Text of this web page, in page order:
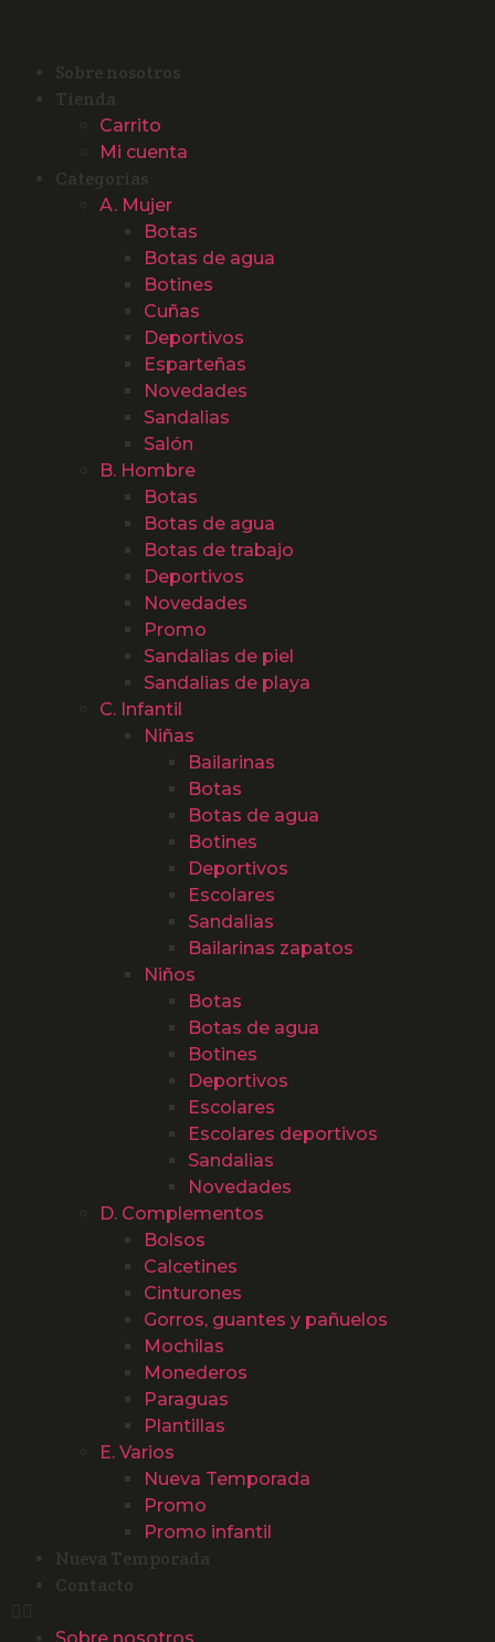
Sobre nosotros
Tienda
Carrito
Mi cuenta
Categorías
A. Mujer
Botas
Botas de agua
Botines
Cuñas
Deportivos
Esparteñas
Novedades
Sandalias
Salón
B. Hombre
Botas
Botas de agua
Botas de trabajo
Deportivos
Novedades
Promo
Sandalias de piel
Sandalias de playa
C. Infantil
Niñas
Bailarinas
Botas
Botas de agua
Botines
Deportivos
Escolares
Sandalias
Bailarinas zapatos
Niños
Botas
Botas de agua
Botines
Deportivos
Escolares
Escolares deportivos
Sandalias
Novedades
D. Complementos
Bolsos
Calcetines
Cinturones
Gorros, guantes y pañuelos
Mochilas
Monederos
Paraguas
Plantillas
E. Varios
Nueva Temporada
Promo
Promo infantil
Nueva Temporada
Contacto